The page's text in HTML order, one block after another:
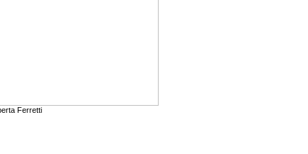
Ferretti